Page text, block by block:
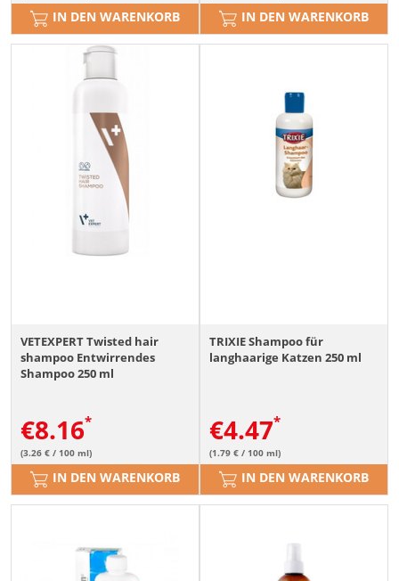
IN DEN WARENKORB IN DEN WARENKORB
VETEXPERT Twisted hair
shampoo Entwirrendes
Shampoo 250 ml
€8.16
(3.26 € / 100 ml)
IN DEN WARENKORB
TRIXIE Shampoo für
langhaarige Katzen 250 ml
€4.47
(1.79 € / 100 ml)
IN DEN WARENKORB